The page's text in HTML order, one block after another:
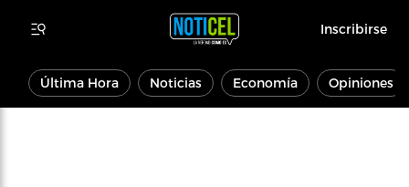
Inscribirse
Última Hora Noticias Economía Opiniones